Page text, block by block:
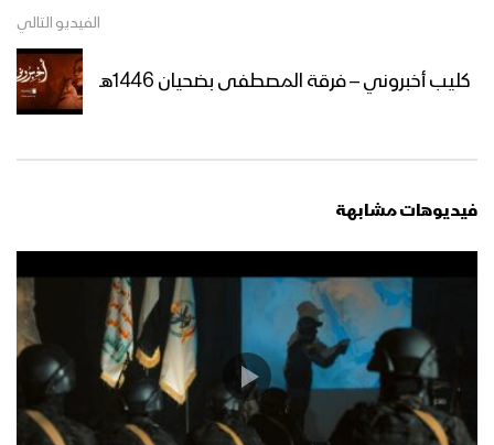
الفيديو التالي
كليب أخبروني – فرقة المصطفى بضحيان 1446هـ
فيديوهات مشابهة